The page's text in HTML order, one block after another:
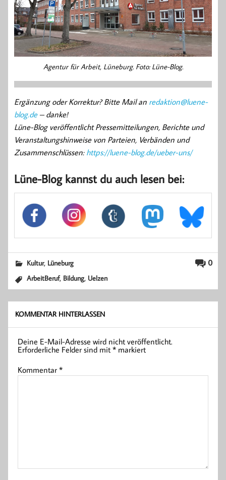
Agentur für Arbeit, Lüneburg. Foto: Lüne-Blog.
Ergänzung oder Korrektur? Bitte Mail an redaktion@luene-
blog.de– danke!
Lüne-Blog veröffentlicht Pressemitteilungen, Berichte und
Veranstaltungshinweise von Parteien, Verbänden und
Zusammenschlüssen: https://luene-blog.de/ueber-uns/
Lüne-Blog kannst du auch lesen bei:
0
Kultur, Lüneburg
ArbeitBeruf, Bildung, Uelzen
KOMMENTAR HINTERLASSEN
Deine E-Mail-Adresse wird nicht veröffentlicht.
Erforderliche Felder sind mit* markiert
Kommentar*